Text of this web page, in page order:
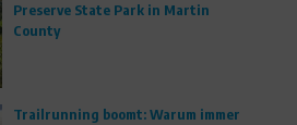
Preserve State Park in Martin
County
Trailrunning boomt: Warum immer